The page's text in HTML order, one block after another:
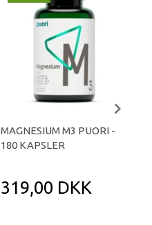
MAGNESIUM M3 PUORI -
180 KAPSLER
319,00 DKK